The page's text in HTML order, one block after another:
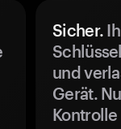
Sicher.
und
Gerät.